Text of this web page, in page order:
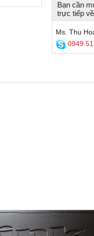
Bạn cần
trực tiếp
Ms. Thu